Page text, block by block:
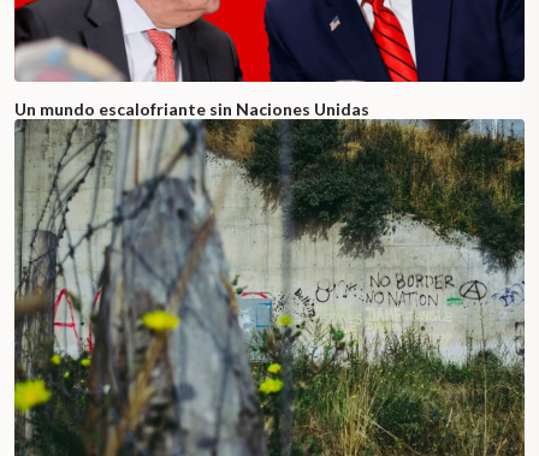
Un mundo escalofriante sin Naciones Unidas